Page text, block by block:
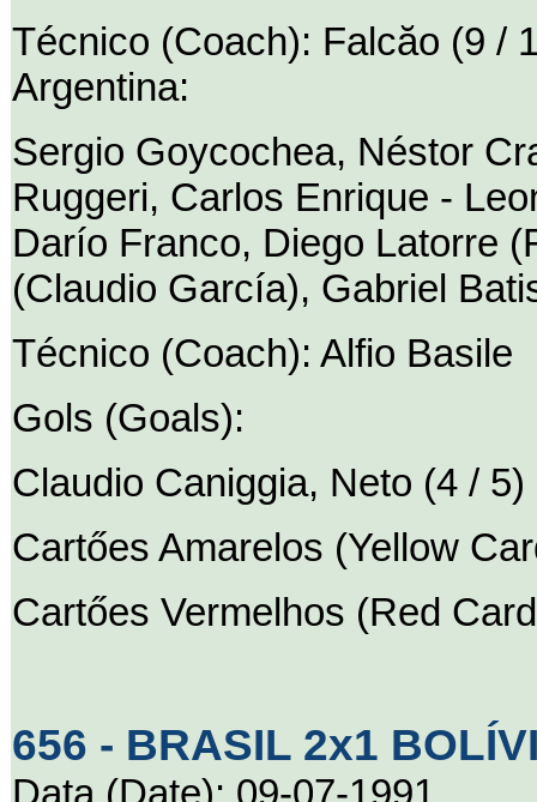
Técnico (Coach): Falcăo (9 /
Argentina:
Sergio Goycochea, Néstor
Ruggeri, Carlos Enrique -
Darío Franco, Diego Latorre
(Claudio García), Gabriel
Técnico (Coach): Alfio Basile
Gols (Goals):
Claudio Caniggia, Neto (4 / 5)
Cartőes Amarelos (Yellow
Cartőes Vermelhos (Red
656 - BRASIL 2x1
Data (Date): 09-07-1991